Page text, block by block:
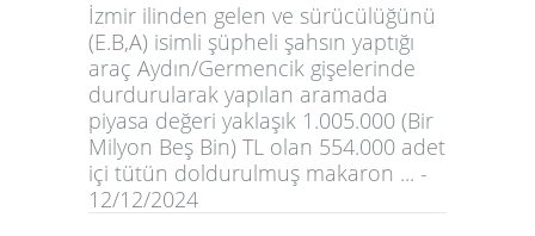
İzmir ilinden gelen ve sürücülüğünü
(E.B,A) isimli şüpheli şahsın yaptığı
araç Aydın/Germencik gişelerinde
durdurularak yapılan aramada
piyasa değeri yaklaşık 1.005.000 (Bir
Milyon Beş Bin) TL olan 554.000 adet
içi tütün doldurulmuş makaron ... -
12/12/2024